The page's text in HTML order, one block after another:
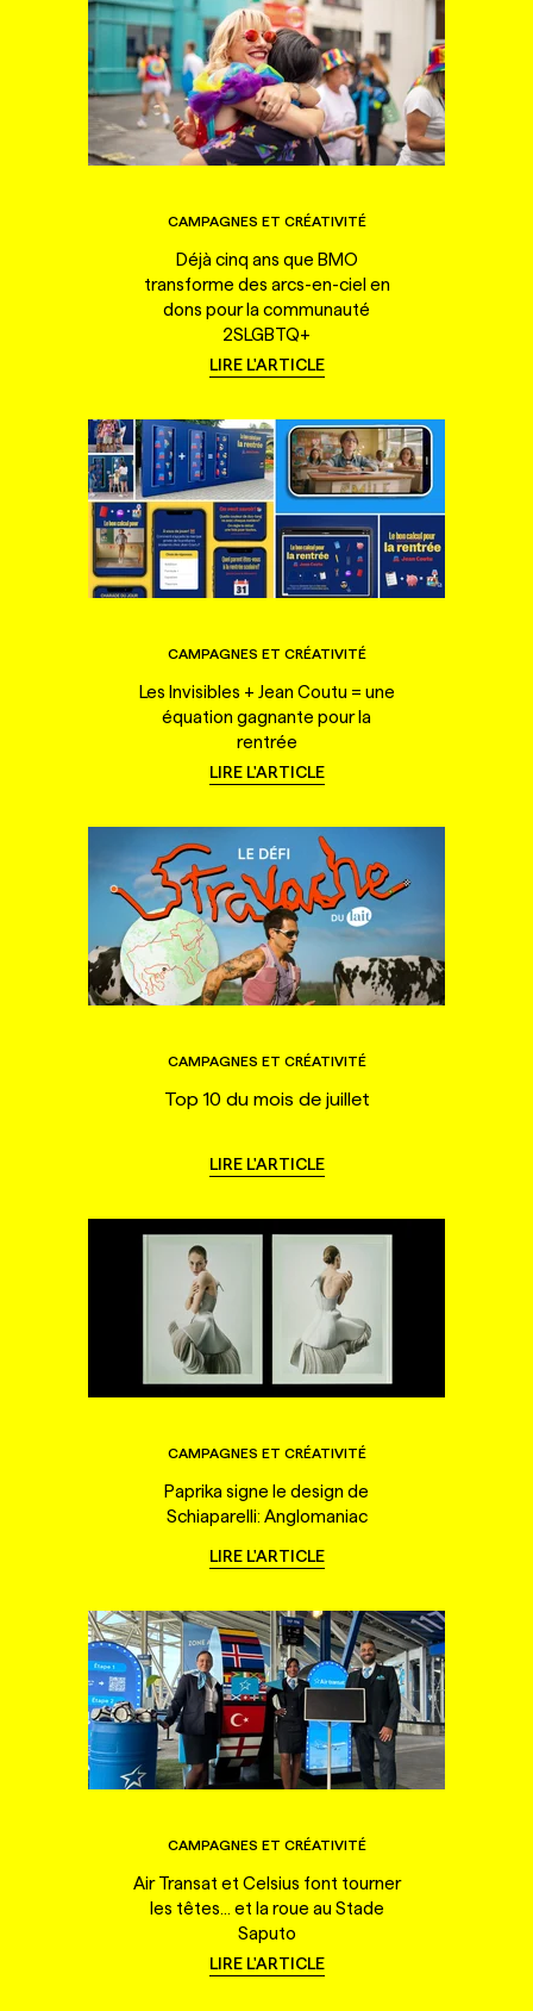
CAMPAGNES ET CRÉATIVITÉ
Déjà cinq ans que BMO
transforme des arcs-en-ciel en
dons pour la communauté
2SLGBTQ+
LIRE L'ARTICLE
CAMPAGNES ET CRÉATIVITÉ
Les Invisibles + Jean Coutu = une
équation gagnante pour la
rentrée
LIRE L'ARTICLE
CAMPAGNES ET CRÉATIVITÉ
Top 10 du mois de juillet
LIRE L'ARTICLE
CAMPAGNES ET CRÉATIVITÉ
Paprika signe le design de
Schiaparelli: Anglomaniac
LIRE L'ARTICLE
CAMPAGNES ET CRÉATIVITÉ
Air Transat et Celsius font tourner
les têtes... et la roue au Stade
Saputo
LIRE L'ARTICLE